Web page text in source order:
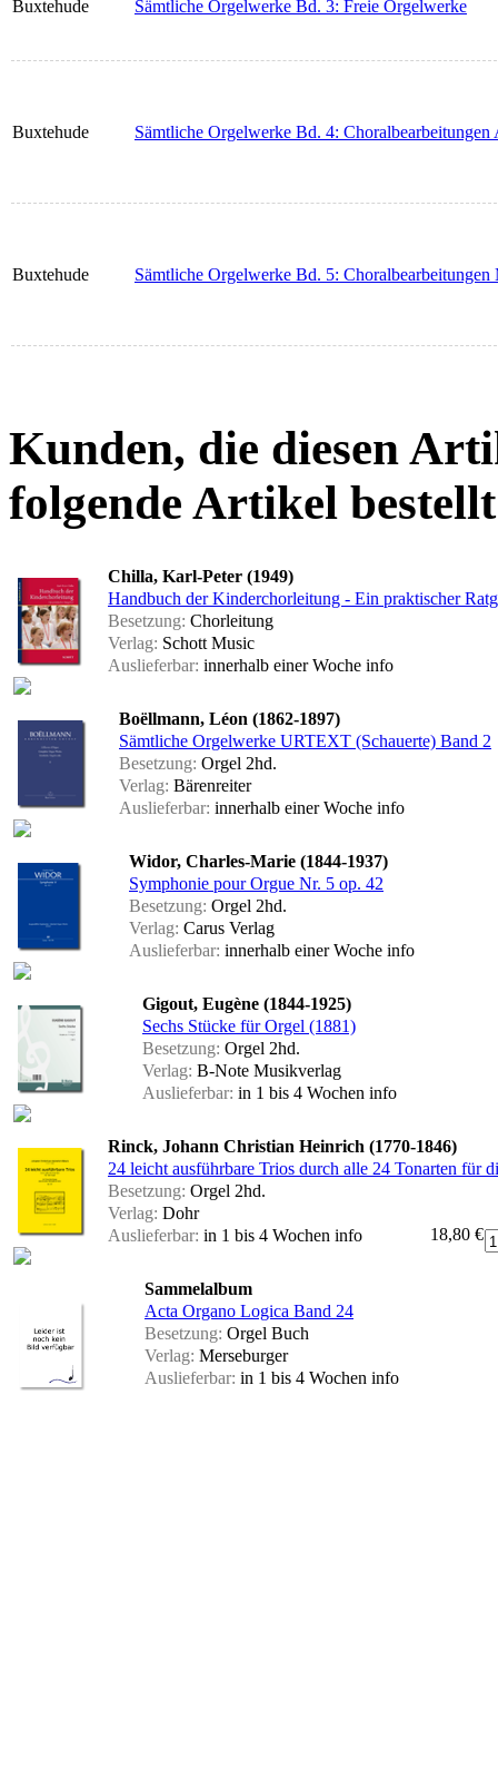
Buxtehude Sämtliche Orgelwerke Bd. 3: Freie Orgelwerke
Buxtehude Sämtliche Orgelwerke Bd. 4:
Buxtehude Sämtliche Orgelwerke Bd. 5:
Kunden, die diesen
folgende Artikel
Chilla, Karl-Peter (1949)
Handbuch der Kinderchorleitung - Ein praktischer
Besetzung: Chorleitung
Verlag: Schott Music
Auslieferbar: innerhalb einer Woche info
Boëllmann, Léon (1862-1897)
Sämtliche Orgelwerke URTEXT (Schauerte) Band 2
Besetzung: Orgel 2hd.
Verlag: Bärenreiter
Auslieferbar: innerhalb einer Woche info
Widor, Charles-Marie (1844-1937)
Symphonie pour Orgue Nr. 5 op. 42
Besetzung: Orgel 2hd.
Verlag: Carus Verlag
Auslieferbar: innerhalb einer Woche info
Gigout, Eugène (1844-1925)
Sechs Stücke für Orgel (1881)
Besetzung: Orgel 2hd.
Verlag: B-Note Musikverlag
Auslieferbar: in 1 bis 4 Wochen info
Rinck, Johann Christian Heinrich (1770-1846)
24 leicht ausführbare Trios durch alle 24 Tonarten für
Besetzung: Orgel 2hd.
Verlag: Dohr
Auslieferbar: in 1 bis 4 Wochen info 18,80 €
Sammelalbum
Acta Organo Logica Band 24
Besetzung: Orgel Buch
Verlag: Merseburger
Auslieferbar: in 1 bis 4 Wochen info